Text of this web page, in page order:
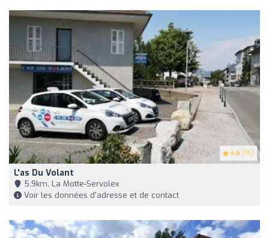
4.6 (75)
L'as Du Volant
5,9km, La Motte-Servolex
Voir les données d'adresse et de contact